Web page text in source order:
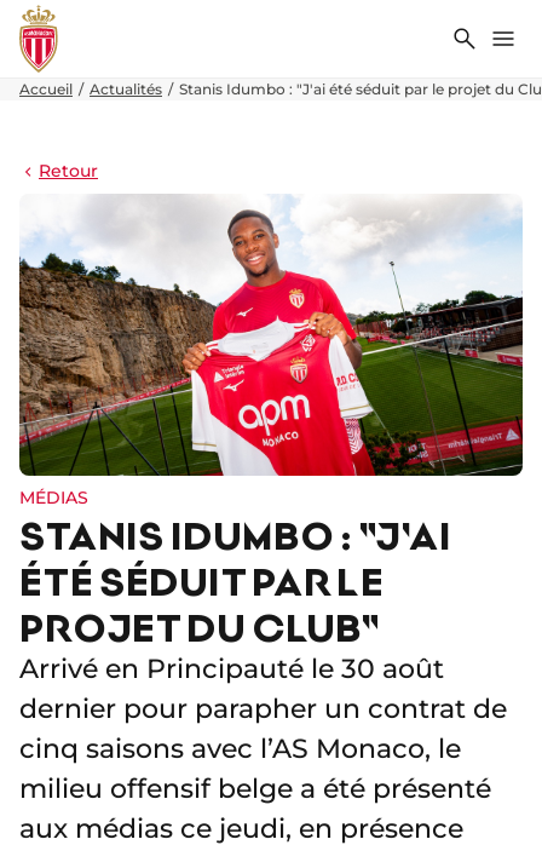
Accueil Actualités Stanis Idumbo : "J'ai été séduit par le projet du
Retour
MÉDIAS
STANIS IDUMBO : "J'AI
ÉTÉ SÉDUIT PAR LE
PROJET DU CLUB"
Arrivé en Principauté le 30 août
dernier pour parapher un contrat de
cinq saisons avec l’AS Monaco, le
milieu offensif belge a été présenté
aux médias ce jeudi, en présence